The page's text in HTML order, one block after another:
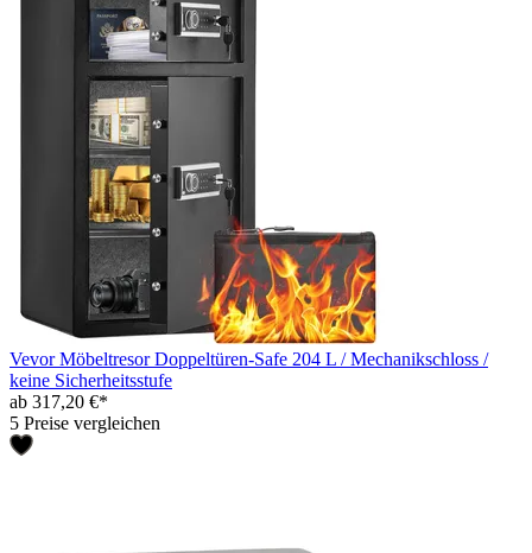
Vevor Möbeltresor Doppeltüren-Safe 204 L / Mechanikschloss /
keine Sicherheitsstufe
ab 317,20 €*
5 Preise vergleichen